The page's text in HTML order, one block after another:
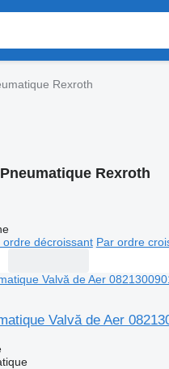
Rexroth
Pneumatique Rexroth
ordre décroissant Par ordre
Valvă de Aer